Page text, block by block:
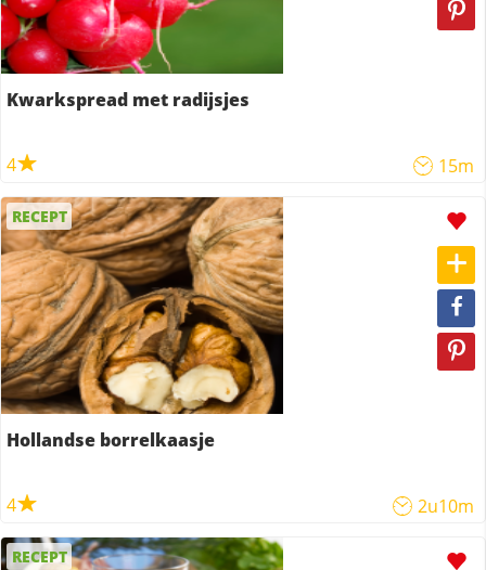
Kwarkspread met radijsjes
4 15m
RECEPT
Hollandse borrelkaasje
4 2u10m
RECEPT